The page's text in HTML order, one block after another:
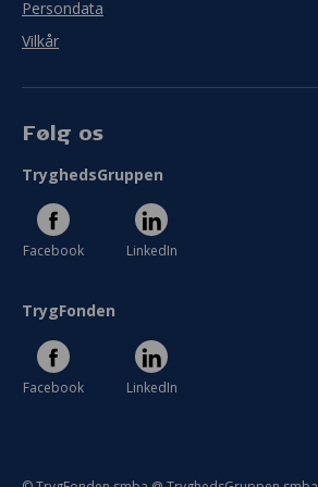
Persondata
Vilkår
Følg os
TryghedsGruppen
Facebook LinkedIn
TrygFonden
Facebook LinkedIn